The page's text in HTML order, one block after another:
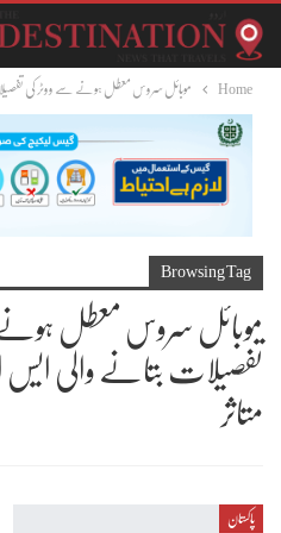
Home موبائل سروس معطل ہونے سے ووٹر کی
Browsing Tag
موبائل سروس معطل
تفصیلات بتانے والی
متاثر
پاکستان